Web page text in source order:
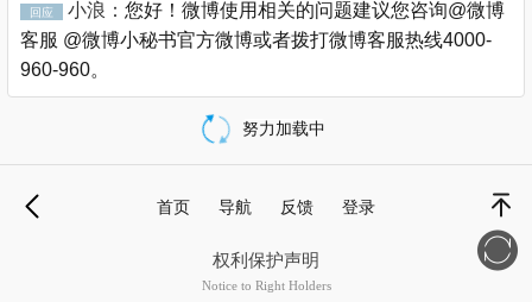
回应 小浪： 您好！微博使用相关的问题建议您咨询@微博
客服 @微博小秘书官方微博或者拨打微博客服热线4000-
960-960。
载
更
努力加载中
顶部
首页 导航 反馈 登录
权利保护声明
Notice to Right Holders